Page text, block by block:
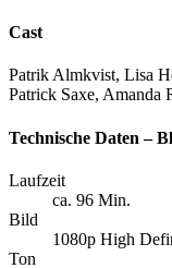
Cast
Patrik Almkvist, Lisa
Patrick Saxe, Amanda
Technische Daten –
Laufzeit
ca. 96 Min.
Bild
1080p High
Ton